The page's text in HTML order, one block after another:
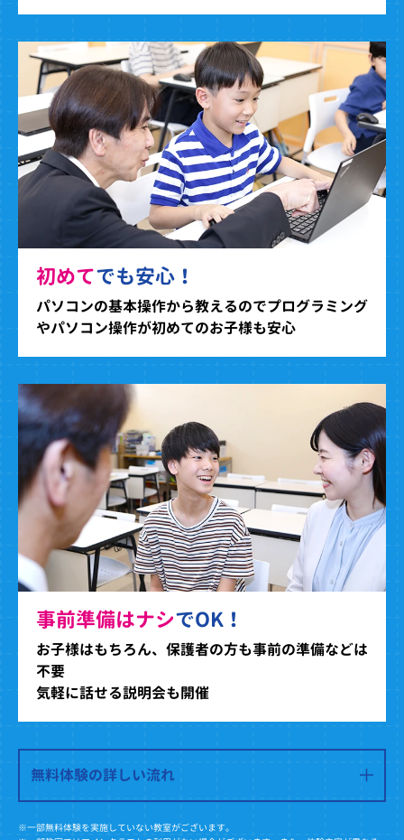
初めてでも安心！
パソコンの基本操作から教えるのでプログラミング
やパソコン操作が初めてのお子様も安心
事前準備はナシでOK！
お子様はもちろん、保護者の方も事前の準備などは
不要
気軽に話せる説明会も開催
無料体験の詳しい流れ
※一部無料体験を実施していない教室がございます。